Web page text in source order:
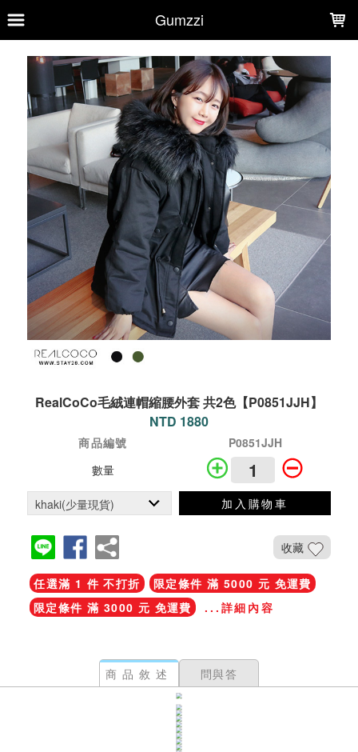
Gumzzi
RealCoCo毛絨連帽縮腰外套 共2色【P0851JJH】
NTD 1880
商品編號
P0851JJH
數量
加入購物車
收藏
任選滿 1 件 不打折
限定條件 滿 5000 元 免運費
限定條件 滿 3000 元 免運費
...詳細內容
商品敘述 問與答